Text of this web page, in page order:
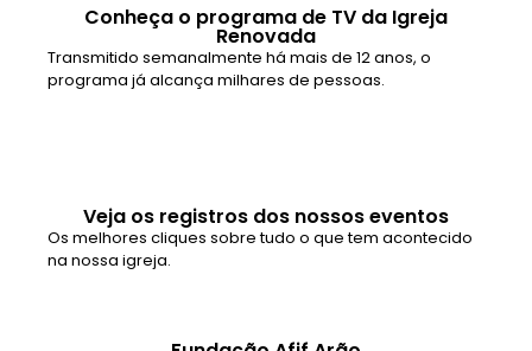
Conheça o programa de TV da Igreja
Renovada
Transmitido semanalmente há mais de 12 anos, o
programa já alcança milhares de pessoas.
Veja os registros dos nossos eventos
Os melhores cliques sobre tudo o que tem acontecido
na nossa igreja.